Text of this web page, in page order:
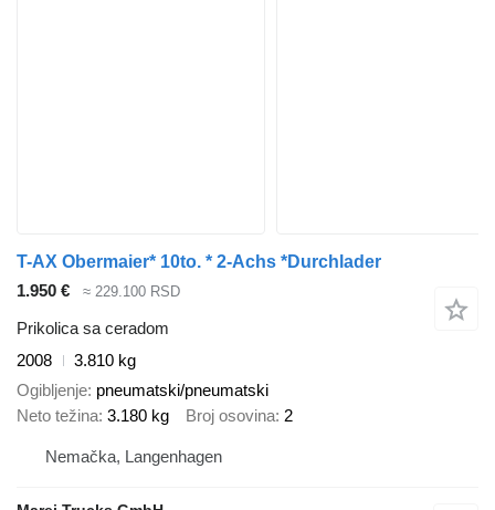
T-AX Obermaier* 10to. * 2-Achs *Durchlader
1.950 €
≈ 229.100 RSD
Prikolica sa ceradom
2008
3.810 kg
Ogibljenje pneumatski/pneumatski
Neto težina 3.180 kg Broj osovina 2
Nemačka, Langenhagen